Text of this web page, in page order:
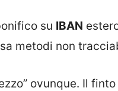
su IBAN
metodi non
ovunque. Il